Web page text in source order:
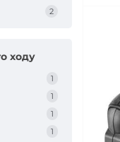
2
ходу
1
1
1
1